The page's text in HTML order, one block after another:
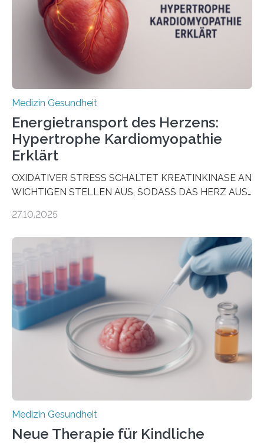
als Biomarker für die Wahl der passenden Therapie
dienen könnte. Darmkrebs zählt weltweit zu den
häufigsten Krebsarten und stellt…
Medizin Gesundheit
Energietransport des Herzens:
Hypertrophe Kardiomyopathie
Erklärt
OXIDATIVER STRESS SCHALTET KREATINKINASE AN
WICHTIGEN STELLEN AUS, SODASS DAS HERZ AUS
aus dem Deutschen Zentrum für Herzinsuffizienz
im Journal Circulation, warum der Energietransport bei
der Hypertrophen Kardiomyopathie (HCM) versagen
kann und wie sich durch eine Verringerung der
Herzbelastung und des oxidativen Stresses
Rhythmusstörungen reduzieren lassen. Würzburg. Die
hypertrophe Kardiomyopathie (HCM) ist die häufigste
erblich bedingte Herzerkrankung. Sie führt dazu, dass
sich die linke Herzkammer verdickt, der Herzmuskel zu
stark kontrahiert…
27.10.2025
Medizin Gesundheit
Neue Therapie für Kindliche